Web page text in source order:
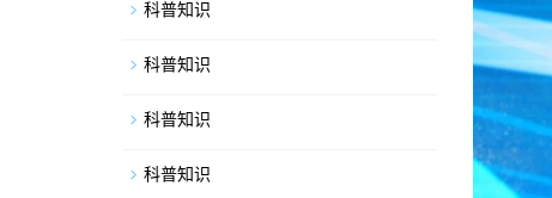
科普知识
科普知识
科普知识
科普知识